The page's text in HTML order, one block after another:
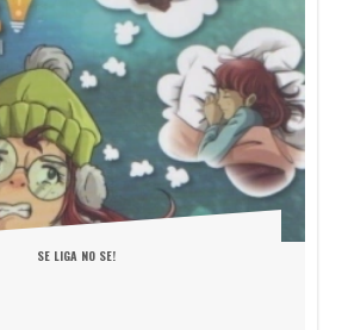
SE LIGA NO SE!